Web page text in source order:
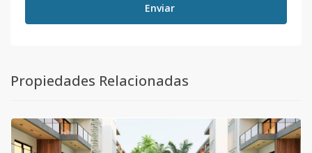
Enviar
Propiedades Relacionadas